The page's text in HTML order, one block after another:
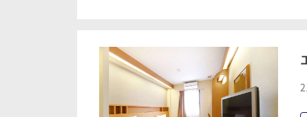
ポイントアップ
【ポイントアップ】素泊まり